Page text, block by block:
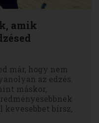
amik
már, hogy nem
az edzés.
máskor,
kevesebbet bírsz,